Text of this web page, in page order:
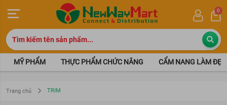
0
MỸ PHẨM THỰC PHẨM CHỨC NĂNG CẨM NANG LÀM ĐẸP
Trang chủ TRIM